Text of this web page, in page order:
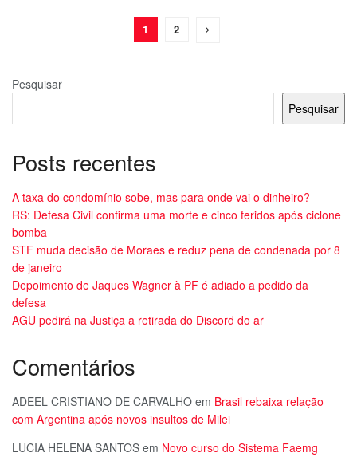
1 2
Pesquisar
Pesquisar
Posts recentes
A taxa do condomínio sobe, mas para onde vai o dinheiro?
RS: Defesa Civil confirma uma morte e cinco feridos após ciclone
bomba
STF muda decisão de Moraes e reduz pena de condenada por 8
de janeiro
Depoimento de Jaques Wagner à PF é adiado a pedido da
defesa
AGU pedirá na Justiça a retirada do Discord do ar
Comentários
ADEEL CRISTIANO DE CARVALHO em Brasil rebaixa relação
com Argentina após novos insultos de Milei
LUCIA HELENA SANTOS em Novo curso do Sistema Faemg